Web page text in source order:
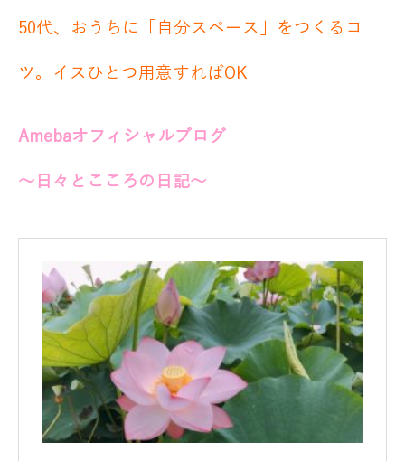
50代、おうちに「自分スペース」をつくるコ
ツ。イスひとつ用意すればOK
Amebaオフィシャルブログ
～日々とこころの日記～